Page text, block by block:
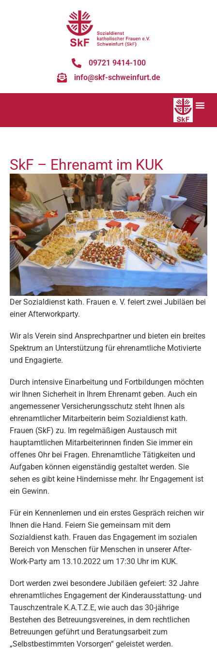
09721 9414-100
info@skf-schweinfurt.de
SkF – Ehrenamt im KUK
Der Sozialdienst kath. Frauen e. V. feiert zwei Jubiläen bei
einer Afterworkparty.
Wir als Verein sind Ansprechpartner und bieten ein breites
Spektrum an Unterstützung für ehrenamtliche Motivierte
und Engagierte.
Durch intensive Einarbeitung und Fortbildungen möchten
wir Ihnen Sicherheit in Ihrem Ehrenamt geben. Auch ein
angemessener Versicherungsschutz steht Ihnen als
ehrenamtlicher Mitarbeiterin beim Sozialdienst kath.
Frauen (SkF) zu. Im regelmäßigen Austausch mit
hauptamtlichen Mitarbeiterinnen finden Sie immer ein
offenes Ohr bei Fragen. Ehrenamtliche Tätigkeiten und
Aufgaben können eigenständig gestaltet werden. Sie
sehen es gibt keine Hindernisse mehr. Ihr Engagement ist
ein Gewinn.
Für ein Kennenlernen und ein erstes Gespräch reichen wir
Ihnen die Hand. Feiern Sie gemeinsam mit dem
Sozialdienst kath. Frauen das Engagement im sozialen
Bereich von Menschen für Menschen in unserer After-
Work-Party am 13.10.2022 um 17:30 Uhr im KUK.
Dort werden zwei besondere Jubiläen gefeiert: 32 Jahre
ehrenamtliches Engagement der Kinderausstattung- und
Tauschzentrale K.A.T.Z.E, wie auch das 30-jährige
Bestehen des Betreuungsvereines, in dem rechtlichen
Betreuungen geführt und Beratungsarbeit zum
„Selbstbestimmten Vorsorgen“ geleistet werden.